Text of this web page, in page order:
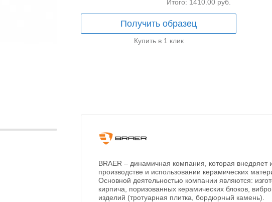
Итого: 1410.00 руб.
Получить образец
Купить в 1 клик
BRAER – динамичная компания, которая внедряет
производстве и использовании керамических
Основной деятельностью компании являются:
кирпича, поризованных керамических блоков,
изделий (тротуарная плитка, бордюрный камень).